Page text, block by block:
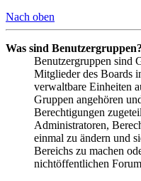
Nach oben
Was sind Benutzergruppen?
Benutzergruppen sind
Mitglieder des Boards
verwaltbare Einheiten
Gruppen angehören
Berechtigungen
Administratoren,
einmal zu ändern und
Bereichs zu machen
nichtöffentlichen